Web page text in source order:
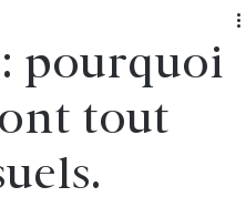
pourquoi
tout